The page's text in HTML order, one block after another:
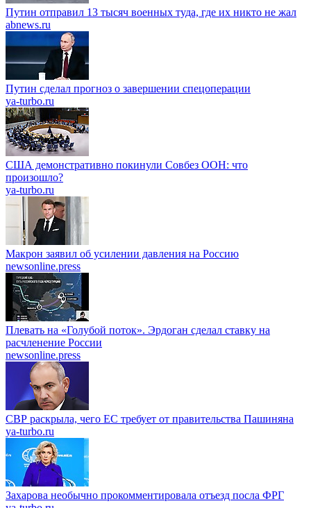
Путин отправил 13 тысяч военных туда, где их никто не жал
abnews.ru
Путин сделал прогноз о завершении спецоперации
ya-turbo.ru
США демонстративно покинули Совбез ООН: что
произошло?
ya-turbo.ru
Макрон заявил об усилении давления на Россию
newsonline.press
Плевать на «Голубой поток». Эрдоган сделал ставку на
расчленение России
newsonline.press
СВР раскрыла, чего ЕС требует от правительства Пашиняна
ya-turbo.ru
Захарова необычно прокомментировала отъезд посла ФРГ